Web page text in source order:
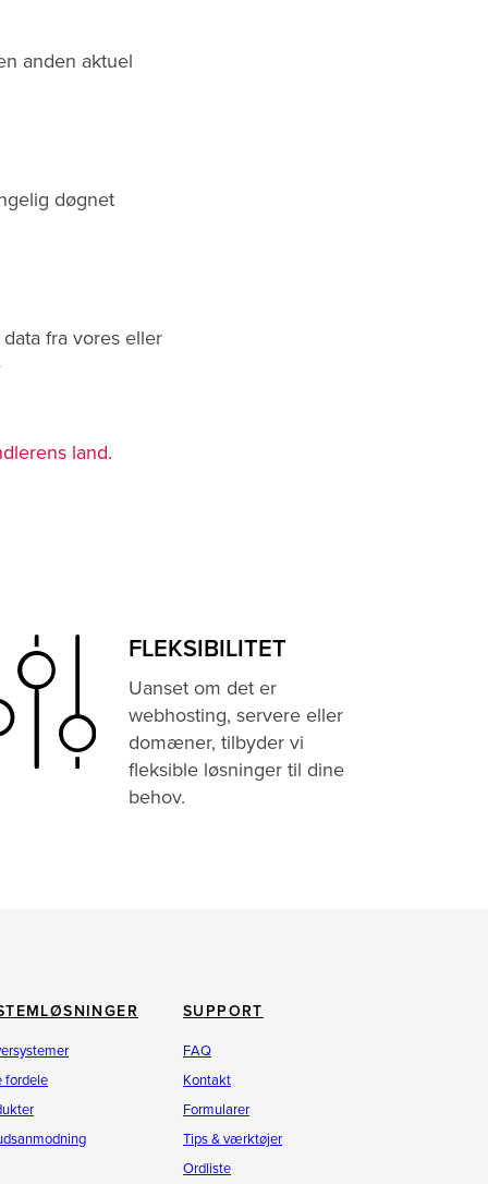
anden aktuel
døgnet
fra vores eller
land.
FLEKSIBILITET
Uanset om det er
webhosting, servere eller
domæner, tilbyder vi
fleksible løsninger til dine
behov.
fordele
SUPPORT
FAQ
Kontakt
Formularer
Tips & værktøjer
Ordliste